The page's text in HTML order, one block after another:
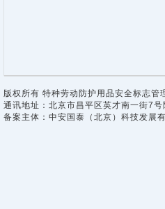
版权所有 特种劳动防护用品安全标志管
通讯地址：北京市昌平区英才南一街7
备案主体：中安国泰（北京）科技发展